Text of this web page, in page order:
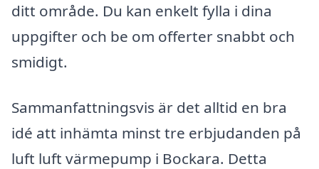
ditt område. Du kan enkelt fylla i dina
uppgifter och be om offerter snabbt och
smidigt.
Sammanfattningsvis är det alltid en bra
idé att inhämta minst tre erbjudanden på
luft luft värmepump i Bockara. Detta